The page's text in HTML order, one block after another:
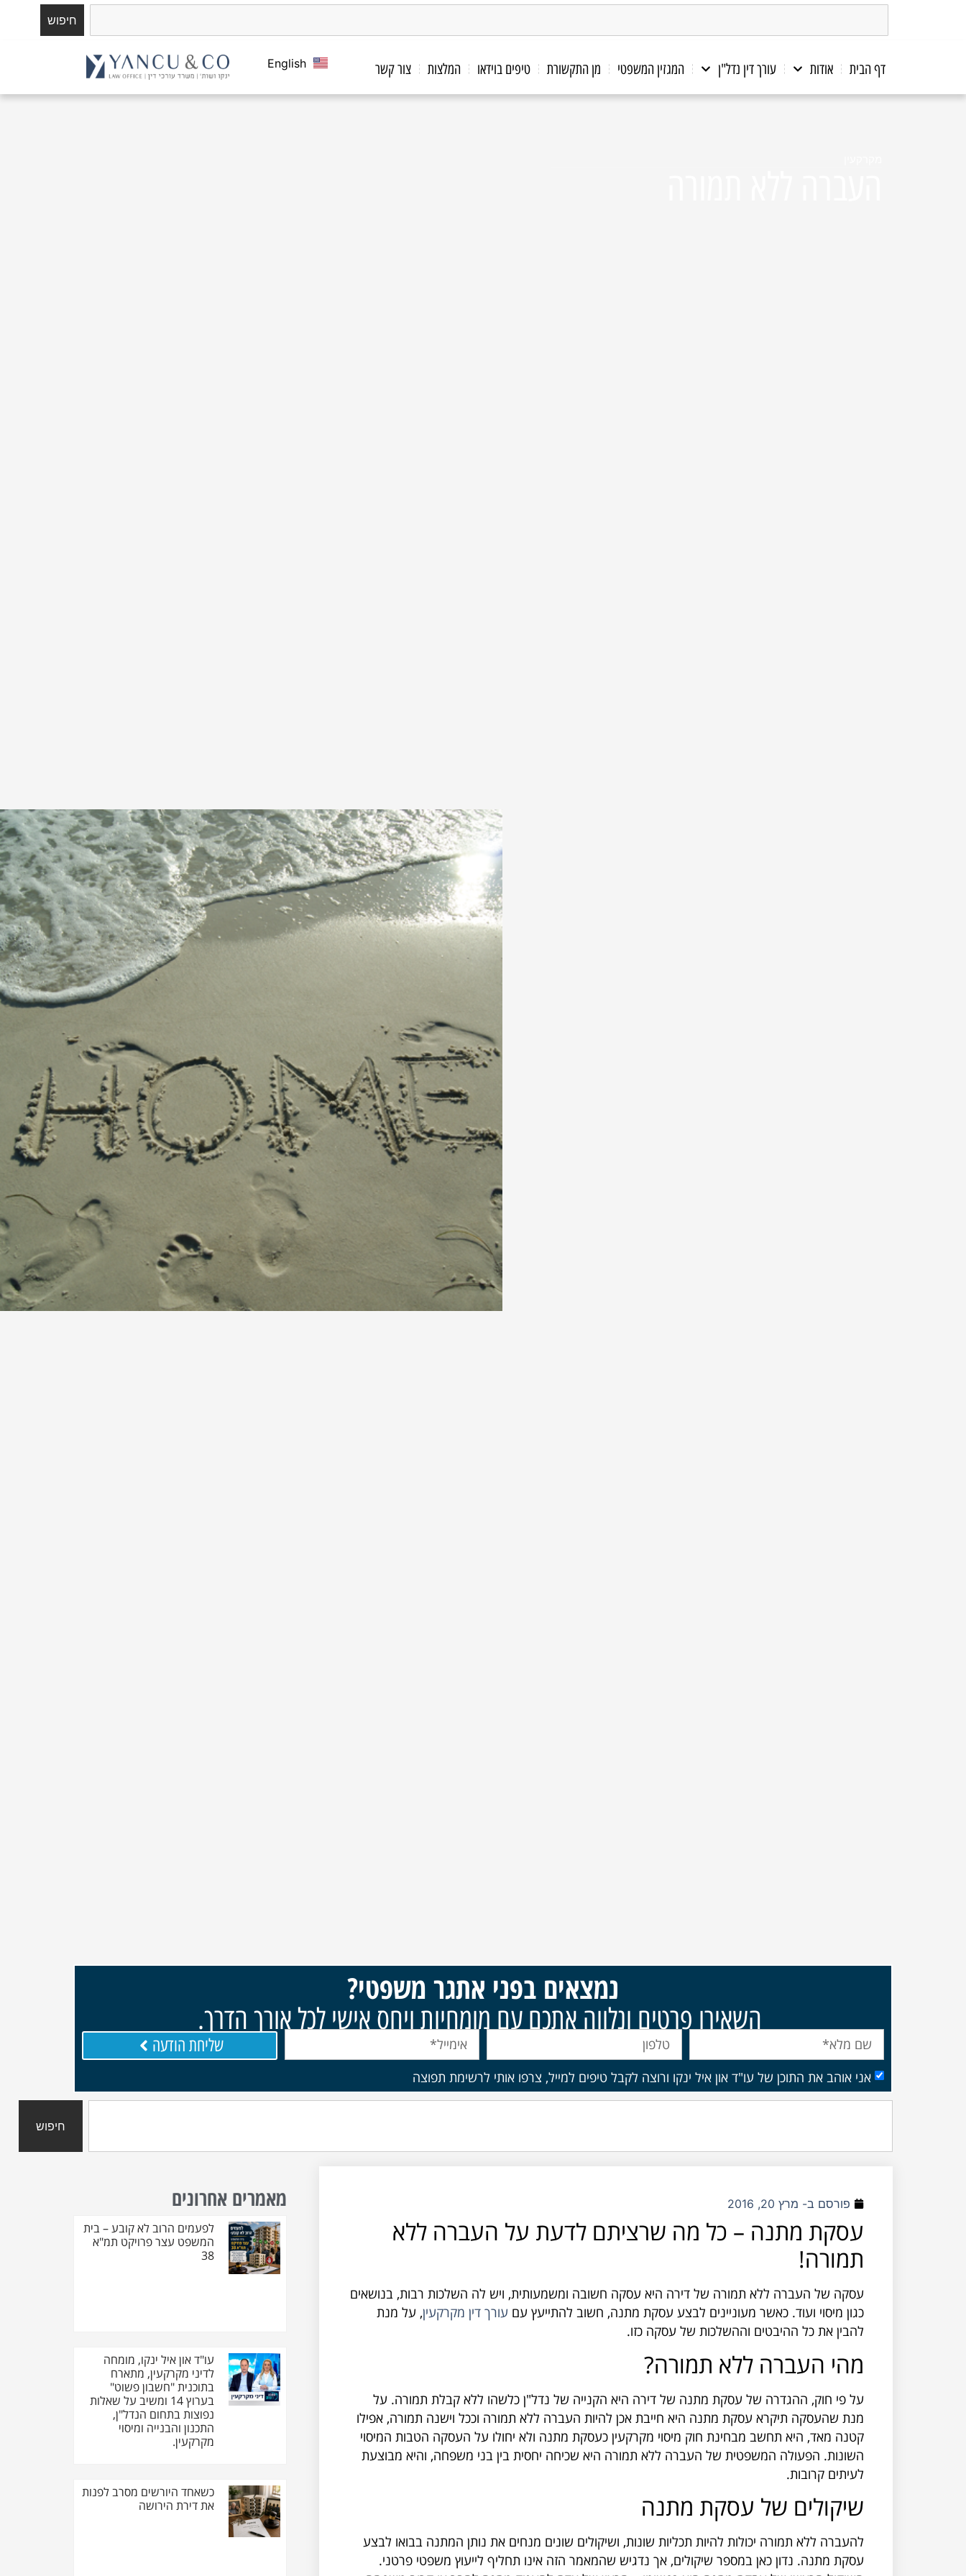
חיפוש
דף הבית אודות עורך דין נדל"ן המגזין המשפטי מן התקשורת טיפים בוידאו המלצות צור קשר English
נמצאים בפני אתגר משפטי?
השאירו פרטים ונלווה אתכם עם מומחיות ויחס אישי לכל אורך הדרך.
אני אוהב את התוכן של עו"ד און איל ינקו ורוצה לקבל טיפים למייל, צרפו אותי לרשימת תפוצה
שליחת הודעה
חיפוש
פורסם ב- מרץ 20, 2016
עסקת מתנה – כל מה שרציתם לדעת על העברה ללא
תמורה!
עסקה של העברה ללא תמורה של דירה היא עסקה חשובה ומשמעותית, ויש לה השלכות רבות, בנושאים
כגון מיסוי ועוד. כאשר מעוניינים לבצע עסקת מתנה, חשוב להתייעץ עם עורך דין מקרקעין, על מנת
להבין את כל ההיבטים וההשלכות של עסקה כזו.
מהי העברה ללא תמורה?
על פי חוק, ההגדרה של עסקת מתנה של דירה היא הקנייה של נדל"ן כלשהו ללא קבלת תמורה. על
מנת שהעסקה תיקרא עסקת מתנה היא חייבת אכן להיות העברה ללא תמורה וככל וישנה תמורה, אפילו
קטנה מאד, היא תחשב מבחינת חוק מיסוי מקרקעין כעסקת מתנה ולא יחולו על העסקה הטבות המיסוי
השונות. הפעולה המשפטית של העברה ללא תמורה היא שכיחה יחסית בין בני משפחה, והיא מבוצעת
לעיתים קרובות.
שיקולים של עסקת מתנה
להעברה ללא תמורה יכולות להיות תכליות שונות, ושיקולים שונים מנחים את נותן המתנה בבואו לבצע
עסקת מתנה. נדון כאן במספר שיקולים, אך נדגיש שהמאמר הזה אינו תחליף לייעוץ משפטי פרטני.
מאמרים אחרונים
לפעמים הרוב לא קובע – בית
המשפט עצר פרויקט תמ"א
38
עו"ד און איל ינקו, מומחה
לדיני מקרקעין, מתארח
בתוכנית "חשבון פשוט"
בערוץ 14 ומשיב על שאלות
נפוצות בתחום הנדל"ן,
התכנון והבנייה ומיסוי
מקרקעין.
כשאחד היורשים מסרב לפנות
את דירת הירושה